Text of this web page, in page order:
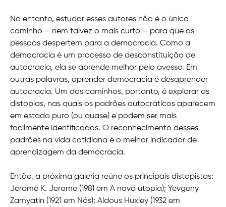
No entanto, estudar esses autores não é o único
caminho – nem talvez o mais curto – para que as
pessoas despertem para a democracia. Como a
democracia é um processo de desconstituição de
autocracia, ela se aprende melhor pelo avesso. Em
outras palavras, aprender democracia é desaprender
autocracia. Um dos caminhos, portanto, é explorar as
distopias, nas quais os padrões autocráticos aparecem
em estado puro (ou quase) e podem ser mais
facilmente identificados. O reconhecimento desses
padrões na vida cotidiana é o melhor indicador de
aprendizagem da democracia.
Então, a próxima galeria reúne os principais distopistas:
Jerome K. Jerome (1981 em A nova utopia); Yevgeny
Zamyatin (1921 em Nós); Aldous Huxley (1932 em